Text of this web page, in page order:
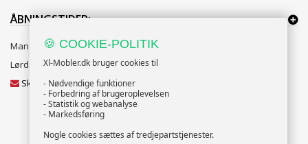
ÅBNINGSTIDER:
Mandag til Fredag 10:00 til 18:00
Lørdag og Søndag 10:00 til 16:00
Skriv til vores kundeservice
🍪 COOKIE-POLITIK
Xl-Mobler.dk bruger cookies til
- Nødvendige funktioner
- Forbedring af brugeroplevelsen
- Statistik og webanalyse
- Markedsføring
Nogle cookies sættes af tredjepartstjenester.